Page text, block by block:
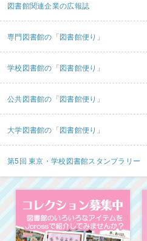
図書館関連企業の広報誌
専門図書館の「図書館便り」
学校図書館の「図書館便り」
公共図書館の「図書館便り」
大学図書館の「図書館便り」
第5回 東京・学校図書館スタンプラリー
コ